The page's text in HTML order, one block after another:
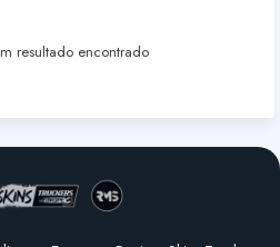
resultado encontrado